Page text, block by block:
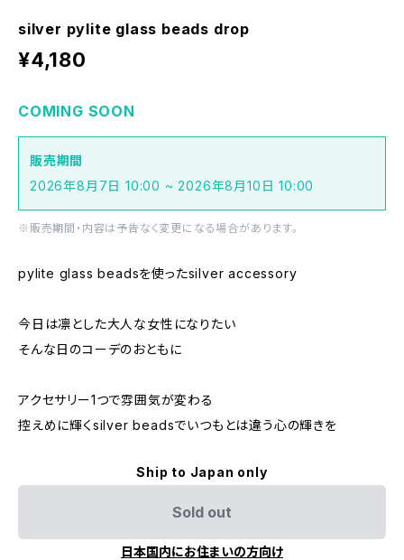
silver pylite glass beads drop
¥4,180
COMING SOON
販売期間
2026年8月7日 10:00 ~ 2026年8月10日 10:00
※販売期間・内容は予告なく変更になる場合があります。
pylite glass beadsを使ったsilver accessory
今日は凛とした大人な女性になりたい
そんな日のコーデのおともに
アクセサリー1つで雰囲気が変わる
控えめに輝くsilver beadsでいつもとは違う心の輝きを
Ship to Japan only
Sold out
日本国内にお住まいの方向け